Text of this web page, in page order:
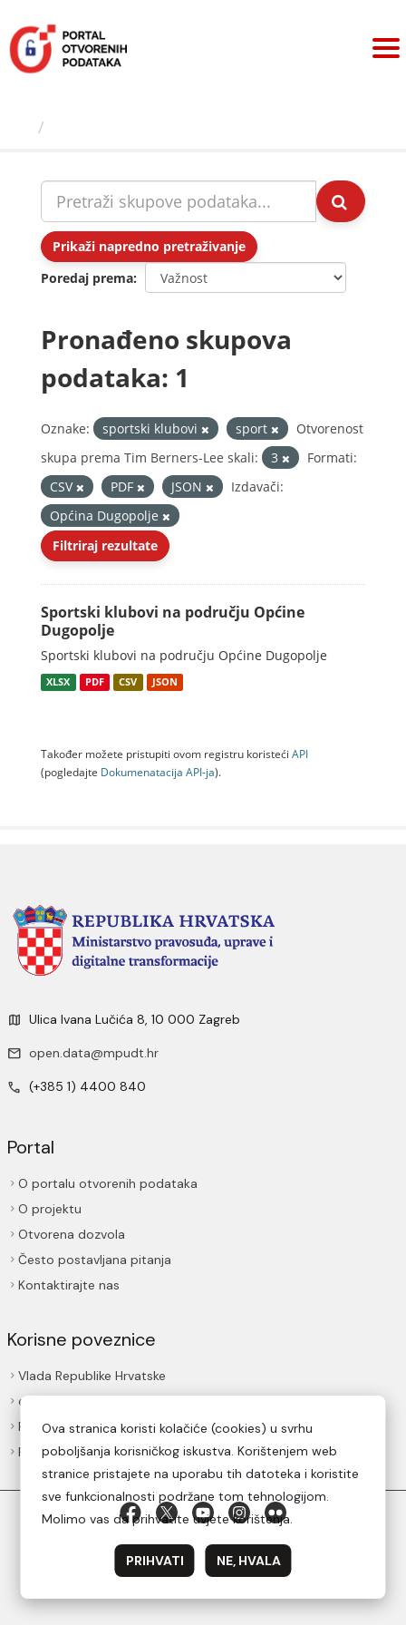
sadržaj
Prikaži napredno pretraživanje
Poredaj prema
Pronađeno skupova
podataka: 1
Oznake: sportski klubovi sport
Otvorenost
skupa prema Tim Berners-Lee skali:
3
Formati:
CSV
PDF JSON
Izdavači:
Općina Dugopolje
Filtriraj rezultate
Sportski klubovi na području Općine
Dugopolje
Sportski klubovi na području Općine Dugopolje
XLSX PDF CSV JSON
Također možete pristupiti ovom registru koristeći API
(pogledajte Dokumenаtаcijа API-jа).